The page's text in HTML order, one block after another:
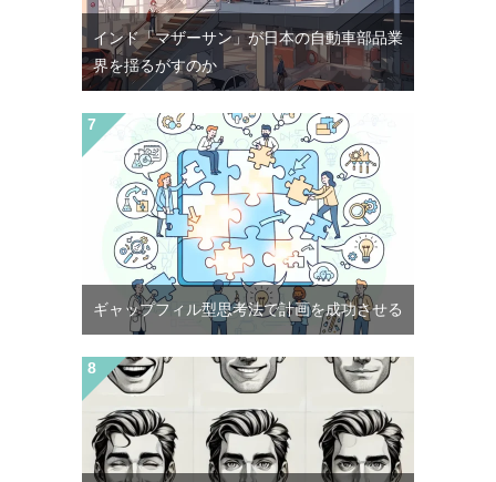
インド「マザーサン」が日本の自動車部品業
界を揺るがすのか
ギャップフィル型思考法で計画を成功させる